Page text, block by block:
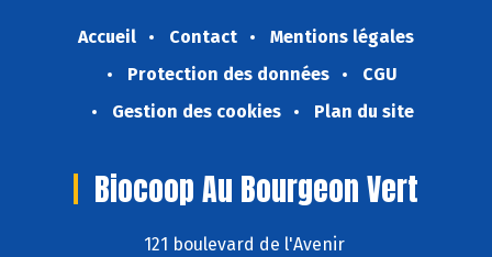
Accueil Contact
Mentions légales
Protection des données
CGU
Gestion des cookies
Plan du site
Biocoop Au Bourgeon Vert
121 boulevard de l'Avenir